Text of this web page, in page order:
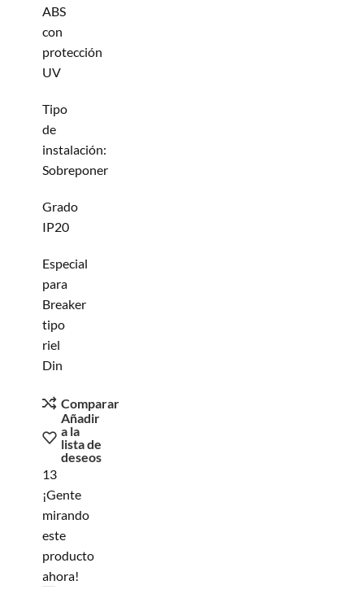
ABS
con
protección
UV
Tipo
de
instalación:
Sobreponer
Grado
IP20
Especial
para
Breaker
tipo
riel
Din
Comparar
Añadir
a la
lista de
deseos
13
¡Gente
mirando
este
producto
ahora!